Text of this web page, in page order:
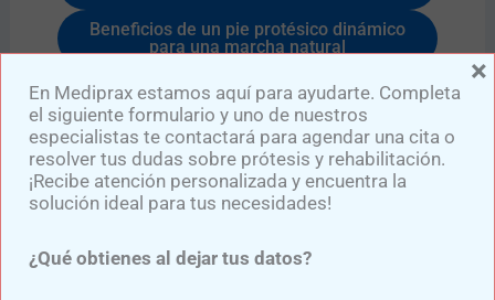
Beneficios de un pie protésico dinámico
para una marcha natural
En Mediprax estamos aquí para ayudarte. Completa
el siguiente formulario y uno de nuestros
especialistas te contactará para agendar una cita o
resolver tus dudas sobre prótesis y rehabilitación.
¡Recibe atención personalizada y encuentra la
solución ideal para tus necesidades!
¿Qué obtienes al dejar tus datos?
×